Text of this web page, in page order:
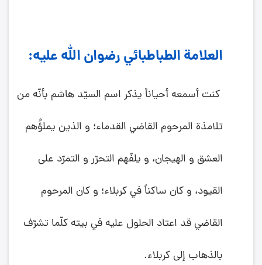
العلامة الطباطبائي رضوان الله عليه:
كنت أسمعه أحياناً يذكر اسم السيّد هاشم بأنّه من
تلامذة المرحوم القاضي القدماء؛ و الذين يملؤُهم
العشق و الهيجان، و يلفّهم التحرّر و التمرّد على
القيود، و كان ساكناً في كربلاء؛ و كان المرحوم
القاضي قد اعتاد الحلول عليه في بيته كلّما تشرّف
بالذهاب إلى كربلاء.